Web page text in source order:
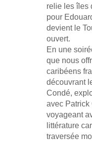
relie les îles
pour
devient le
ouvert.
En une
que nous
caribéens
découvrant
Condé,
avec Patrick
voyageant
littérature
traversée